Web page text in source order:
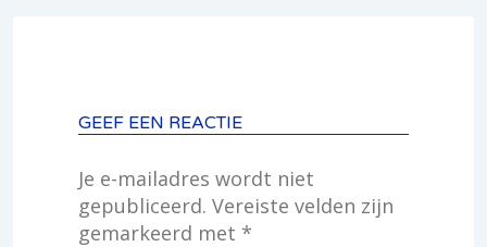
GEEF EEN REACTIE
Je e-mailadres wordt niet
gepubliceerd. Vereiste velden zijn
gemarkeerd met *